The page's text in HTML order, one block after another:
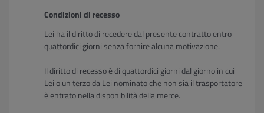
Condizioni di recesso
Lei ha il diritto di recedere dal presente contratto entro
quattordici giorni senza fornire alcuna motivazione.
Il diritto di recesso è di quattordici giorni dal giorno in cui
Lei o un terzo da Lei nominato che non sia il trasportatore
è entrato nella disponibilità della merce.